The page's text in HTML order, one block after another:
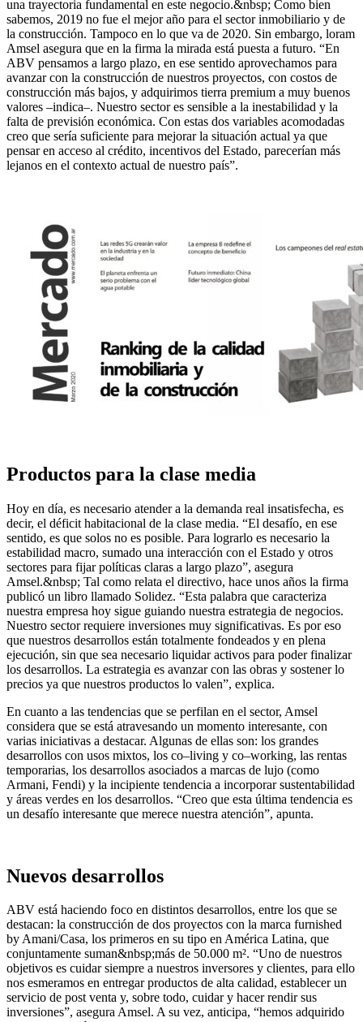
una trayectoria fundamental en este negocio.&nbsp; Como bien
sabemos, 2019 no fue el mejor año para el sector inmobiliario y de
la construcción. Tampoco en lo que va de 2020. Sin embargo, loram
Amsel asegura que en la firma la mirada está puesta a futuro. “En
ABV pensamos a largo plazo, en ese sentido aprovechamos para
avanzar con la construcción de nuestros proyectos, con costos de
construcción más bajos, y adquirimos tierra premium a muy buenos
valores –indica–. Nuestro sector es sensible a la inestabilidad y la
falta de previsión económica. Con estas dos variables acomodadas
creo que sería suficiente para mejorar la situación actual ya que
pensar en acceso al crédito, incentivos del Estado, parecerían más
lejanos en el contexto actual de nuestro país”.
Productos para la clase media
Hoy en día, es necesario atender a la demanda real insatisfecha, es
decir, el déficit habitacional de la clase media. “El desafío, en ese
sentido, es que solos no es posible. Para lograrlo es necesario la
estabilidad macro, sumado una interacción con el Estado y otros
sectores para fijar políticas claras a largo plazo”, asegura
Amsel.&nbsp; Tal como relata el directivo, hace unos años la firma
publicó un libro llamado Solidez. “Esta palabra que caracteriza
nuestra empresa hoy sigue guiando nuestra estrategia de negocios.
Nuestro sector requiere inversiones muy significativas. Es por eso
que nuestros desarrollos están totalmente fondeados y en plena
ejecución, sin que sea necesario liquidar activos para poder finalizar
los desarrollos. La estrategia es avanzar con las obras y sostener lo
precios ya que nuestros productos lo valen”, explica.
En cuanto a las tendencias que se perfilan en el sector, Amsel
considera que se está atravesando un momento interesante, con
varias iniciativas a destacar. Algunas de ellas son: los grandes
desarrollos con usos mixtos, los co–living y co–working, las rentas
temporarias, los desarrollos asociados a marcas de lujo (como
Armani, Fendi) y la incipiente tendencia a incorporar sustentabilidad
y áreas verdes en los desarrollos. “Creo que esta última tendencia es
un desafío interesante que merece nuestra atención”, apunta.
Nuevos desarrollos
ABV está haciendo foco en distintos desarrollos, entre los que se
destacan: la construcción de dos proyectos con la marca furnished
by Amani/Casa, los primeros en su tipo en América Latina, que
conjuntamente suman&nbsp;más de 50.000 m². “Uno de nuestros
objetivos es cuidar siempre a nuestros inversores y clientes, para ello
nos esmeramos en entregar productos de alta calidad, establecer un
servicio de post venta y, sobre todo, cuidar y hacer rendir sus
inversiones”, asegura Amsel. A su vez, anticipa, “hemos adquirido